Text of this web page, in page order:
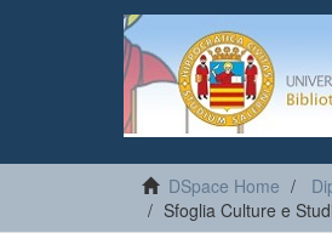
DSpace Home
Sfoglia Culture e